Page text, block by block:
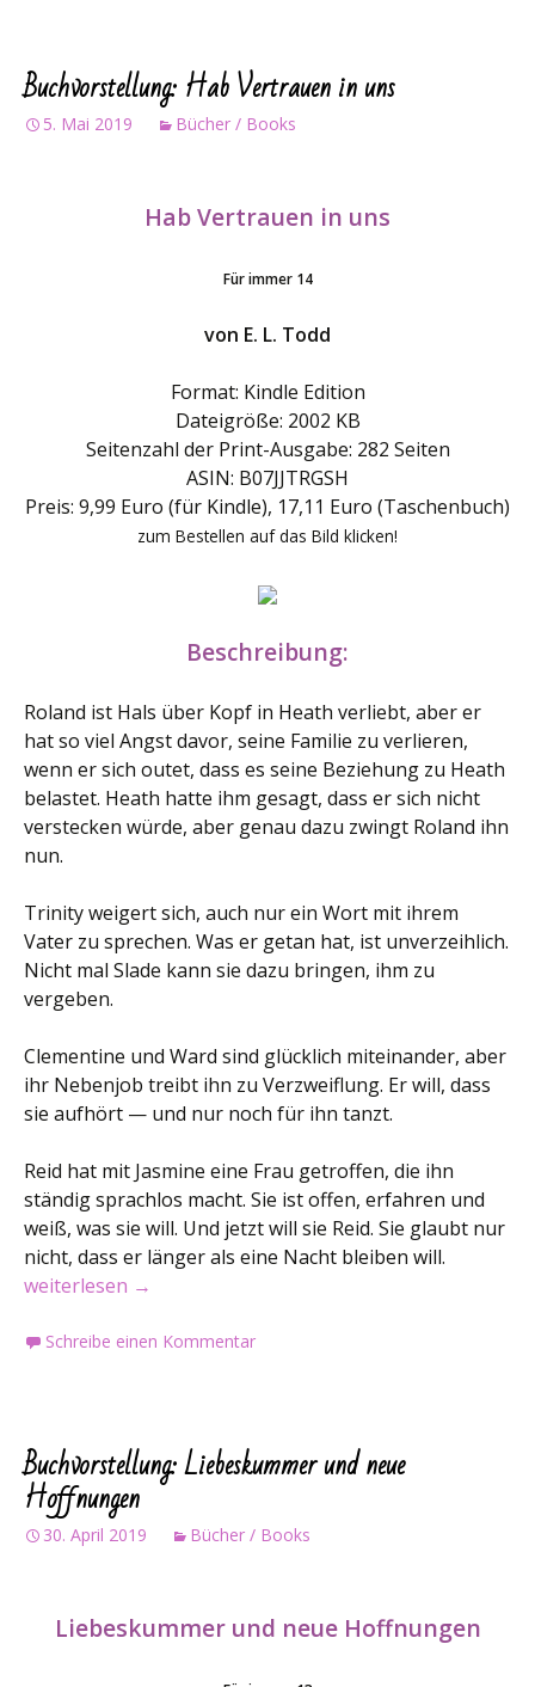
Buchvorstellung: Hab Vertrauen in uns
5. Mai 2019 Bücher / Books
Hab Vertrauen in uns
Für immer 14
von E. L. Todd
Format: Kindle Edition
Dateigröße: 2002 KB
Seitenzahl der Print-Ausgabe: 282 Seiten
ASIN: B07JJTRGSH
Preis: 9,99 Euro (für Kindle), 17,11 Euro (Taschenbuch)
zum Bestellen auf das Bild klicken!
Beschreibung:
Roland ist Hals über Kopf in Heath verliebt, aber er
hat so viel Angst davor, seine Familie zu verlieren,
wenn er sich outet, dass es seine Beziehung zu Heath
belastet. Heath hatte ihm gesagt, dass er sich nicht
verstecken würde, aber genau dazu zwingt Roland ihn
nun.
Trinity weigert sich, auch nur ein Wort mit ihrem
Vater zu sprechen. Was er getan hat, ist unverzeihlich.
Nicht mal Slade kann sie dazu bringen, ihm zu
vergeben.
Clementine und Ward sind glücklich miteinander, aber
ihr Nebenjob treibt ihn zu Verzweiflung. Er will, dass
sie aufhört — und nur noch für ihn tanzt.
Reid hat mit Jasmine eine Frau getroffen, die ihn
ständig sprachlos macht. Sie ist offen, erfahren und
weiß, was sie will. Und jetzt will sie Reid. Sie glaubt nur
nicht, dass er länger als eine Nacht bleiben will.
Buchvorstellung: Hab Vertrauen in uns
weiterlesen →
Schreibe einen Kommentar
Buchvorstellung: Liebeskummer und neue
Hoffnungen
30. April 2019 Bücher / Books
Liebeskummer und neue Hoffnungen